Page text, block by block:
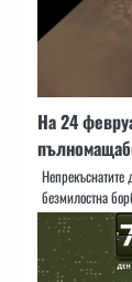
На 24
Непрекъснатите
безмилостна